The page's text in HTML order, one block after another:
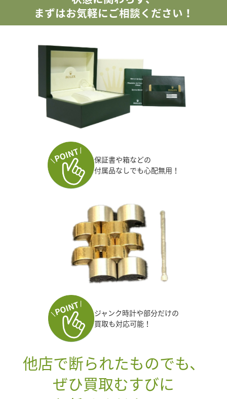
まずはお気軽にご相談ください！
保証書や箱などの
付属品なしでも心配無用！
ジャンク時計や部分だけの
買取も対応可能！
他店で断られたものでも、
ぜひ買取むすびに